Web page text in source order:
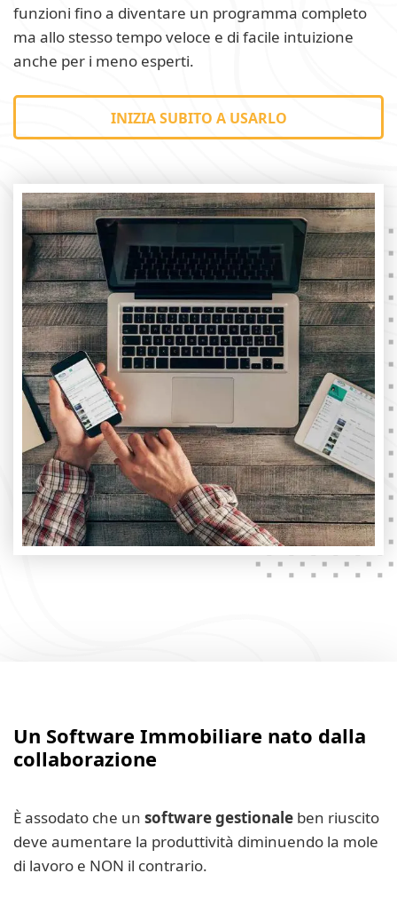
funzioni fino a diventare un programma completo
ma allo stesso tempo veloce e di facile intuizione
anche per i meno esperti.
INIZIA SUBITO A USARLO
Un Software Immobiliare nato dalla
collaborazione
È assodato che un software gestionale ben riuscito
deve aumentare la produttività diminuendo la mole
di lavoro e NON il contrario.